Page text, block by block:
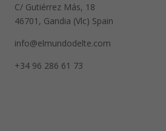
C/ Gutiérrez Más, 18
46701, Gandia (Vlc) Spain
info@elmundodelte.com
+34 96 286 61 73